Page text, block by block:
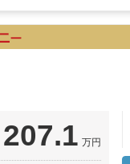
207.1 万円